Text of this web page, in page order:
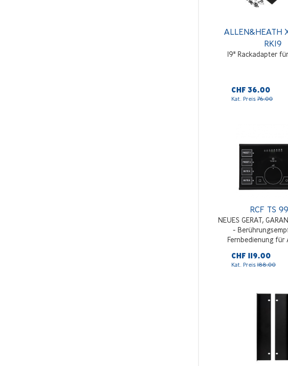
ALLEN&HEATH
RK19
19" Rackadapter
CHF 36.00
Kat. Preis76.00
RCF TS
NEUES GERAT,
-
Fernbedienung für
CHF 119.00
Kat. Preis188.00